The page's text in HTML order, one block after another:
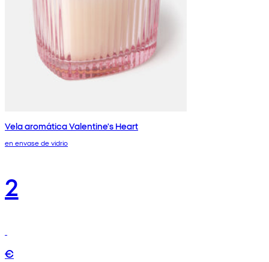
Vela aromática Valentine's Heart
en envase de vidrio
2
€